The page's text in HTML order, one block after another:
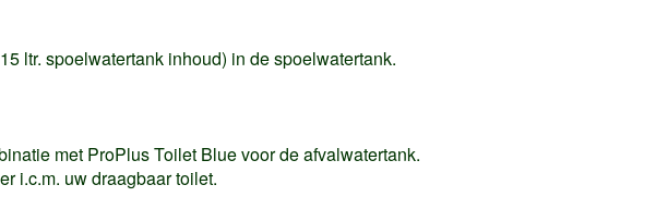
ltr. spoelwatertank inhoud) in de spoelwatertank.
met ProPlus Toilet Blue voor de afvalwatertank.
i.c.m. uw draagbaar toilet.